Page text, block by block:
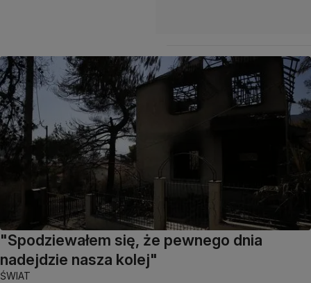
"Spodziewałem się, że pewnego dnia
nadejdzie nasza kolej"
ŚWIAT